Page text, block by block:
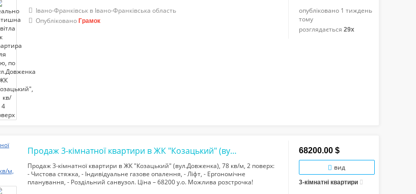
Працююч...
Івано-Франківськ в Івано-Франківська область
ОпублікованоГрамок
опубліковано 1 тиждень
тому
розглядається 29x
Продаж 3-кімнатної квартири в ЖК "Козацький" (вул.Довженка), 78 кв/м, 2 поверх
Продаж 3-кімнатної квартири в ЖК "Козацький" (вул.Довженка), 78 кв/м, 2 поверх:
- Чистова стяжка, - Індивідуальне газове опалення, - Ліфт, - Ергономічне
планування, - Роздільний санвузол. Ціна – 68200 у.о. Можлива розстрочка!
68200.00 $
вид
3-кімнатні квартири